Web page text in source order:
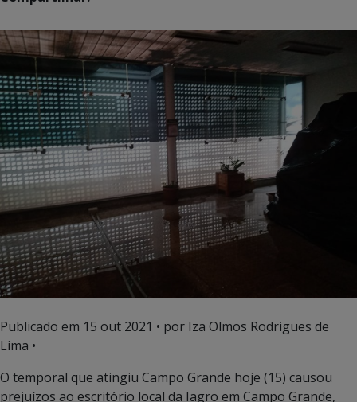
Publicado em 15 out 2021 • por Iza Olmos Rodrigues de
Lima •
O temporal que atingiu Campo Grande hoje (15) causou
prejuízos ao escritório local da Iagro em Campo Grande,